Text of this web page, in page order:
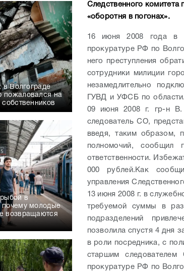
в Волгограде
пожаловался на
в
почему молодые
возвращаются
Следственного комитета
«оборотня в погонах».
16 июня 2008 года в
прокуратуре РФ по
него преступления
сотрудники милиции
незамедлительно
ГУВД и УФСБ по области.
09 июня 2008 г. гр-н
следователь СО,
введя, таким образом,
полномочий, сообщил
ответственности.
000 рублей. Как
управления
13 июня 2008 г. в
требуемой суммы в
подразделений
позволила спустя 4 дня
в роли посредника, с
старшим следователем
прокуратуре РФ по